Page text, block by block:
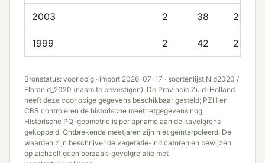
2003 2 38 23.0
1999 2 42 22.5
Bronstatus: voorlopig · import 2026-07-17 · soortenlijst Nld2020 /
Floranld_2020 (naam te bevestigen). De Provincie Zuid-Holland
heeft deze voorlopige gegevens beschikbaar gesteld; PZH en
CBS controleren de historische meetnetgegevens nog.
Historische PQ-geometrie is per opname aan de kavelgrens
gekoppeld. Ontbrekende meetjaren zijn niet geïnterpoleerd. De
waarden zijn beschrijvende vegetatie-indicatoren en bewijzen
op zichzelf geen oorzaak-gevolgrelatie met